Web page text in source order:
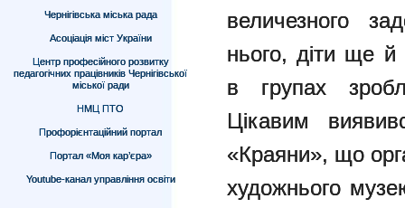
Чернігівська міська рада
Асоціація міст України
Центр професійного розвитку
педагогічних працівників Чернігівської
міської ради
НМЦ ПТО
Профорієнтаційний портал
Портал «Моя кар’єра»
Youtube-канал управління освіти
величезного
нього, діти ще й
в групах
Цікавим
«Краяни», що
художнього